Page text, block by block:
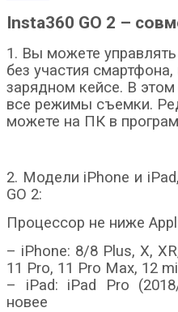
Insta360 GO 2 –
1. Вы можете
без участия
зарядном кейсе. В
все режимы съемки.
можете на ПК в
2. Модели iPhone и
GO 2:
Процессор не ниже
– iPhone: 8/8 Plus, X,
11 Pro, 11 Pro Max, 12
– iPad: iPad Pro
новее